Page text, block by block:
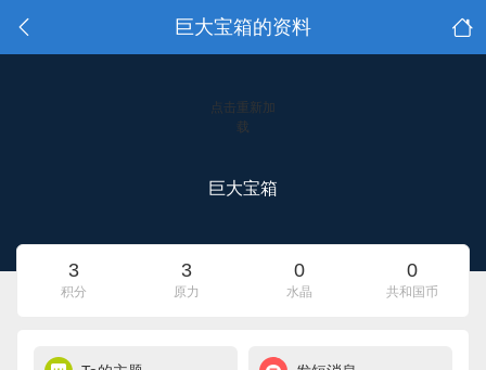
巨大宝箱的资料
点击重新加
载
巨大宝箱
3
积分
3
原力
0
水晶
0
共和国币